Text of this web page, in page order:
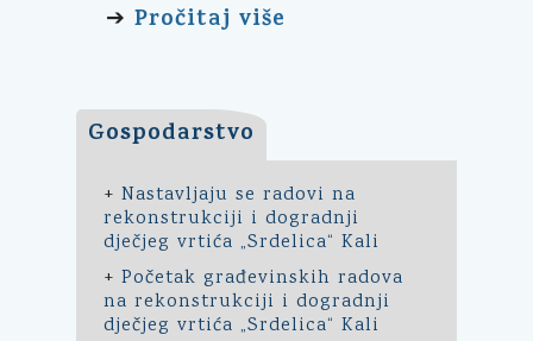
➔ Pročitaj više
Gospodarstvo
+ Nastavljaju se radovi na
rekonstrukciji i dogradnji
dječjeg vrtića „Srdelica“ Kali
+ Početak građevinskih radova
na rekonstrukciji i dogradnji
dječjeg vrtića „Srdelica“ Kali